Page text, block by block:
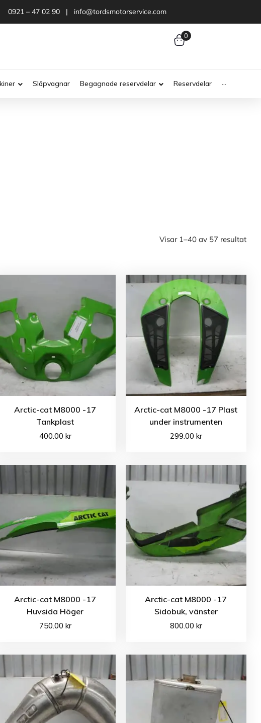
0921 – 47 02 90 | info@tordsmotorservice.com
0
Släpvagnar Begagnade reservdelar Reservdelar ···
Visar 1–40 av 57 resultat
Arctic-cat M8000 -17
Tankplast
400.00 kr
Arctic-cat M8000 -17 Plast
under instrumenten
299.00 kr
Arctic-cat M8000 -17
Huvsida Höger
750.00 kr
Arctic-cat M8000 -17
Sidobuk, vänster
800.00 kr